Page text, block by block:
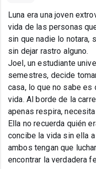
Luna era una joven
vida de las personas
sin que nadie lo notara,
sin dejar rastro alguno.
Joel, un estudiante
semestres, decide
casa, lo que no sabe
vida. Al borde de la
apenas respira,
Ella no recuerda quién
concibe la vida sin ella
ambos tengan que
encontrar la verdadera